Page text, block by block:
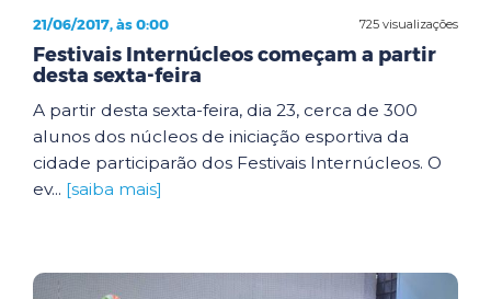
725 visualizações
21/06/2017, às 0:00
Festivais Internúcleos começam a partir
desta sexta-feira
A partir desta sexta-feira, dia 23, cerca de 300
alunos dos núcleos de iniciação esportiva da
cidade participarão dos Festivais Internúcleos. O
ev... [saiba mais]